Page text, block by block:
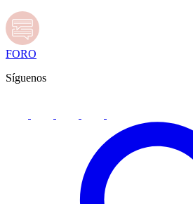
FORO
Síguenos